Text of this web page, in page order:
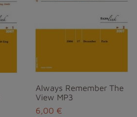
Always Remember The
View MP3
6,00 €